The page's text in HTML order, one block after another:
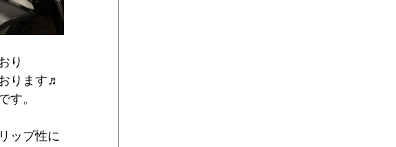
り
ります♬
す。
ップ性に